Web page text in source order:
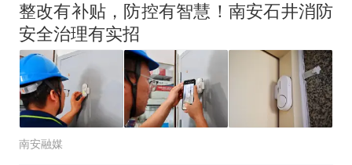
整改有补贴，防控有智慧！南安石井消防
安全治理有实招
南安融媒